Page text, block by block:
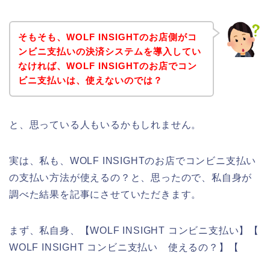
そもそも、WOLF INSIGHTのお店側がコ
ンビニ支払いの決済システムを導入してい
なければ、WOLF INSIGHTのお店でコン
ビニ支払いは、使えないのでは？
と、思っている人もいるかもしれません。
実は、私も、WOLF INSIGHTのお店でコンビニ支払い
の支払い方法が使えるの？と、思ったので、私自身が
調べた結果を記事にさせていただきます。
まず、私自身、【WOLF INSIGHT コンビニ支払い】【
WOLF INSIGHT コンビニ支払い 使えるの？】【